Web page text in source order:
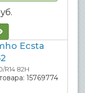
Ecsta
R14 82H
15769774